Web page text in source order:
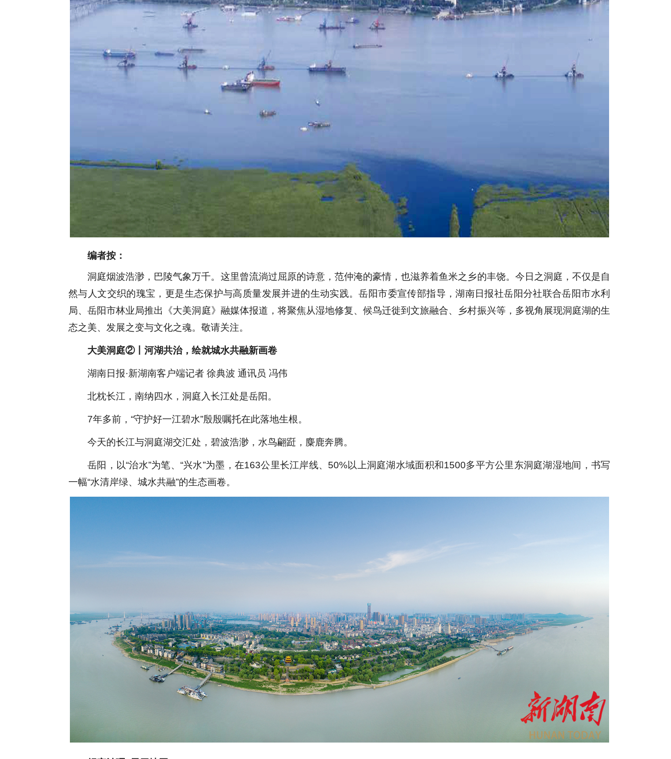
编者按：
洞庭烟波浩渺，巴陵气象万千。这里曾流淌过屈原的诗意，范仲淹的豪情，也滋养着鱼米之乡的丰饶。今日之洞庭，不仅是自
然与人文交织的瑰宝，更是生态保护与高质量发展并进的生动实践。岳阳市委宣传部指导，湖南日报社岳阳分社联合岳阳市水利
局、岳阳市林业局推出《大美洞庭》融媒体报道，将聚焦从湿地修复、候鸟迁徙到文旅融合、乡村振兴等，多视角展现洞庭湖的生
态之美、发展之变与文化之魂。敬请关注。
大美洞庭②丨河湖共治，绘就城水共融新画卷
湖南日报·新湖南客户端记者 徐典波 通讯员 冯伟
北枕长江，南纳四水，洞庭入长江处是岳阳。
7年多前， “守护好一江碧水”殷殷嘱托在此落地生根。
今天的长江与洞庭湖交汇处，碧波浩渺，水鸟翩跹 ，麋鹿奔腾。
岳阳，以“治水”为笔、“兴水”为墨，在163公里长江岸线、 50%以上洞庭湖水域面积和1500多平方公里东洞庭湖湿地间，书写
一幅“水清岸绿、城水共融”的生态画卷。